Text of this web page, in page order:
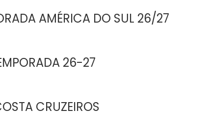
AMÉRICA DO SUL 26/27
26-27
CRUZEIROS